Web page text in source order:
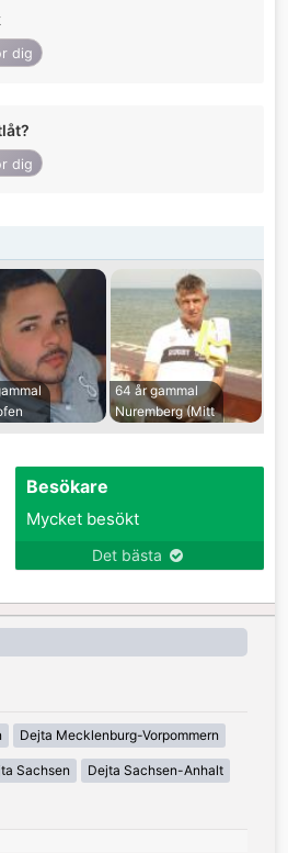
dig
dig
64 år gammal
Nuremberg (Mitt
Besökare
Mycket besökt
Det bästa
Dejta Mecklenburg-Vorpommern
Sachsen Dejta Sachsen-Anhalt